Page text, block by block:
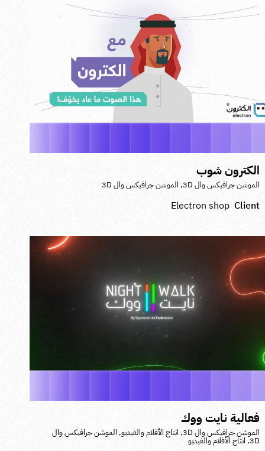
الكترون شوب
الموشن جرافيكس وال 3D ,الموشن جرافيكس وال 3D
Client
Electron shop
فعالية نايت ووك
الموشن جرافيكس وال 3D ,انتاج الأفلام والفيديو,الموشن جرافيكس وال
3D
,انتاج الأفلام والفيديو